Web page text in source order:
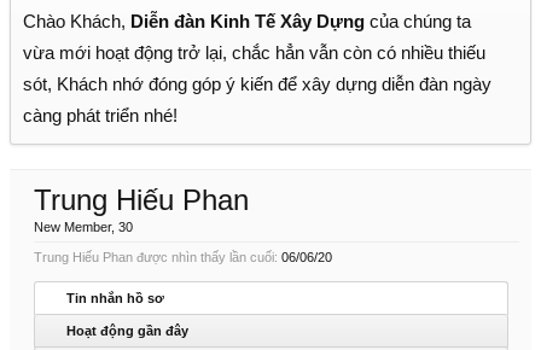
Chào Khách, Diễn đàn Kinh Tế Xây Dựng của chúng ta
vừa mới hoạt động trở lại, chắc hẳn vẫn còn có nhiều thiếu
sót, Khách nhớ đóng góp ý kiến để xây dựng diễn đàn ngày
càng phát triển nhé!
Trung Hiếu Phan
New Member, 30
Trung Hiếu Phan được nhìn thấy lần cuối: 06/06/20
Tin nhắn hồ sơ
Hoạt động gần đây